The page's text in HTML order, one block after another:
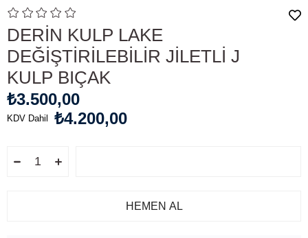
DERİN KULP LAKE
DEĞİŞTİRİLEBİLİR JİLETLİ J
KULP BIÇAK
₺3.500,00
KDV Dahil ₺4.200,00